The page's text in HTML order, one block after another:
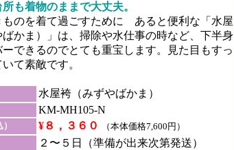
も着物のままで大丈夫。
ものを着て過ごすために あると便利な「水屋
かま）」は、掃除や水仕事の時など、下半身
できるのでとても重宝します。見た目もすっ
て素敵です。
水屋袴（みずやばかま）
KM-MH105-N
¥８，３６０
（本体価格7,600円）
２〜５日（準備が出来次第発送）